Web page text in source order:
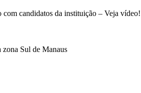
candidatos da instituição – Veja vídeo!
Sul de Manaus